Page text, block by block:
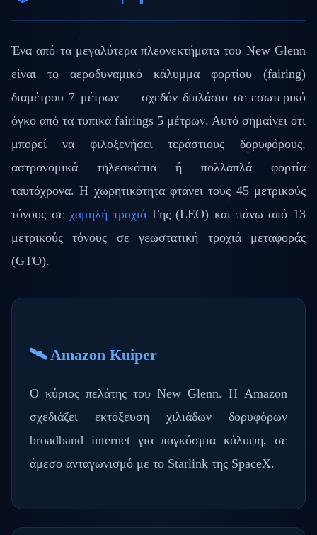
Ένα από τα μεγαλύτερα πλεονεκτήματα του New Glenn
είναι το αεροδυναμικό κάλυμμα φορτίου (fairing)
διαμέτρου 7 μέτρων — σχεδόν διπλάσιο σε εσωτερικό
όγκο από τα τυπικά fairings 5 μέτρων. Αυτό σημαίνει ότι
μπορεί να φιλοξενήσει τεράστιους δορυφόρους,
αστρονομικά τηλεσκόπια ή πολλαπλά φορτία
ταυτόχρονα. Η χωρητικότητα φτάνει τους 45 μετρικούς
τόνους σεχαμηλή τροχιά Γης (LEO) και πάνω από 13
μετρικούς τόνους σε γεωστατική τροχιά μεταφοράς
(GTO).
🛰️ Amazon Kuiper
Ο κύριος πελάτης του New Glenn. Η Amazon
σχεδιάζει εκτόξευση χιλιάδων δορυφόρων
broadband internet για παγκόσμια κάλυψη, σε
άμεσο ανταγωνισμό με το Starlink της SpaceX.